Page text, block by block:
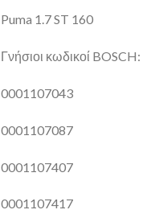
Puma 1.7 ST 160
Γνήσιοι κωδικοί BOSCH:
0001107043
0001107087
0001107407
0001107417